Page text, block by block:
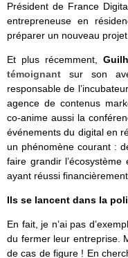
Président de France
entrepreneuse en
préparer un nouveau projet.
Et plus récemment,
témoignant sur son
responsable de
agence de contenus
co-anime aussi la
événements du digital en
un phénomène courant :
faire grandir
ayant réussi
Ils se lancent dans la
En fait, je n’ai pas
du fermer leur entreprise.
de cas de figure ! En